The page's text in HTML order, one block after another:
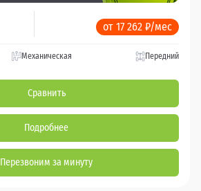
от 17 262 ₽/мес
Механическая Передний
Сравнить
Подробнее
Перезвоним за минуту